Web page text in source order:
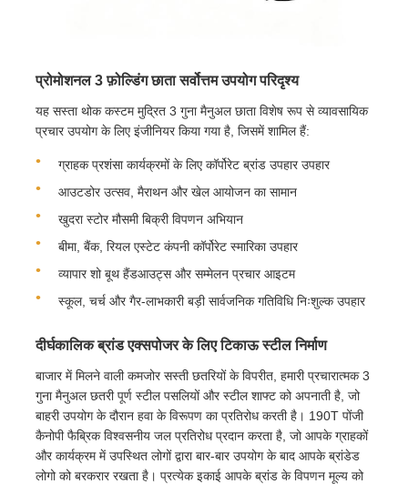
प्रोमोशनल 3 फ़ोल्डिंग छाता सर्वोत्तम उपयोग परिदृश्य
यह सस्ता थोक कस्टम मुद्रित 3 गुना मैनुअल छाता विशेष रूप से व्यावसायिक
प्रचार उपयोग के लिए इंजीनियर किया गया है, जिसमें शामिल हैं:
ग्राहक प्रशंसा कार्यक्रमों के लिए कॉर्पोरेट ब्रांड उपहार उपहार
आउटडोर उत्सव, मैराथन और खेल आयोजन का सामान
खुदरा स्टोर मौसमी बिक्री विपणन अभियान
बीमा, बैंक, रियल एस्टेट कंपनी कॉर्पोरेट स्मारिका उपहार
व्यापार शो बूथ हैंडआउट्स और सम्मेलन प्रचार आइटम
स्कूल, चर्च और गैर-लाभकारी बड़ी सार्वजनिक गतिविधि निःशुल्क उपहार
दीर्घकालिक ब्रांड एक्सपोजर के लिए टिकाऊ स्टील निर्माण
बाजार में मिलने वाली कमजोर सस्ती छतरियों के विपरीत, हमारी प्रचारात्मक 3
गुना मैनुअल छतरी पूर्ण स्टील पसलियों और स्टील शाफ्ट को अपनाती है, जो
बाहरी उपयोग के दौरान हवा के विरूपण का प्रतिरोध करती है। 190T पोंजी
कैनोपी फैब्रिक विश्वसनीय जल प्रतिरोध प्रदान करता है, जो आपके ग्राहकों
और कार्यक्रम में उपस्थित लोगों द्वारा बार-बार उपयोग के बाद आपके ब्रांडेड
लोगो को बरकरार रखता है। प्रत्येक इकाई आपके ब्रांड के विपणन मूल्य को